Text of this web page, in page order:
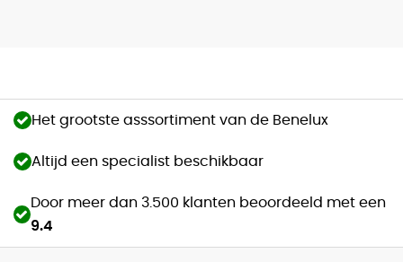
Het grootste asssortiment van de Benelux
Altijd een specialist beschikbaar
Door meer dan 3.500 klanten beoordeeld met een
9.4